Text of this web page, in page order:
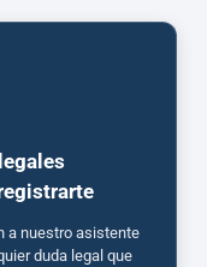
a nuestro asistente
duda legal que